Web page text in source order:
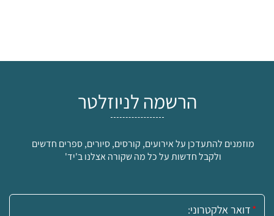
הרשמה לניוזלטר
מוזמנים להתעדכן על אירועים, קורסים, סיורים, ספרים חדשים
ולקבל חדשות על כל מה שקורה אצלנו ב'יד'
אימייל: